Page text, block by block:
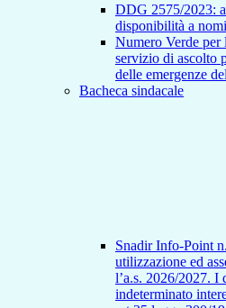
DDG 2575/2023:
disponibilità a
Numero Verde per
servizio di ascolto
delle emergenze
Bacheca sindacale
Snadir Info-Point
utilizzazione ed
l’a.s. 2026/2027. I
indeterminato